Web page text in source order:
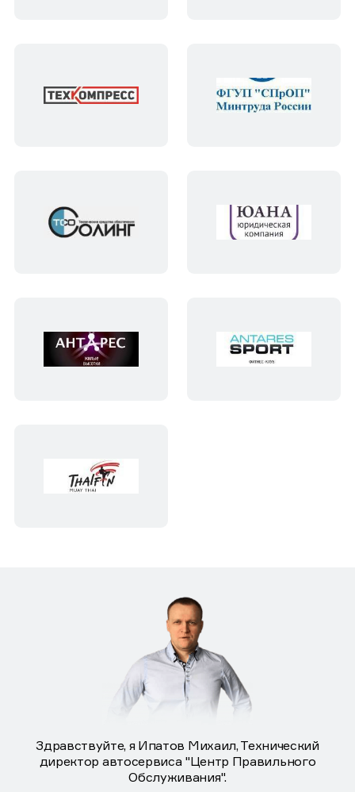
Здравствуйте, я Ипатов Михаил, Технический
директор автосервиса "Центр Правильного
Обслуживания".